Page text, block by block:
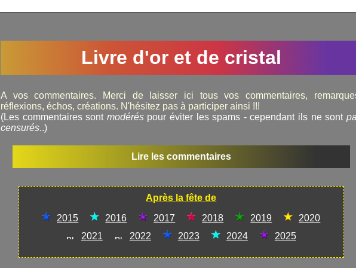
Livre d'or et de cristal
A vos commentaires. Merci de laisser ici tous vos commentaires,
réflexions, échos, créations. N'hésitez pas à participer ainsi !!!
(Les commentaires sont modéréspour éviter les spams - cependant ils ne sont
censurés..)
Lire les commentaires
Après la fête de
2015
2016 2017 2018 2019
2020
2021
2022 2023 2024 2025